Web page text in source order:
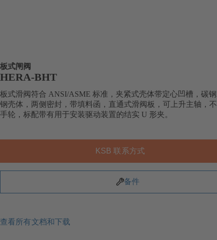
板式闸阀
HERA-BHT
板式滑阀符合 ANSI/ASME 标准，夹紧式壳体带定心凹槽，碳
钢壳体，两侧密封，带填料函，直通式滑阀板，可上升主轴，
手轮，标配带有用于安装驱动装置的结实 U 形夹。
KSB 联系方式
备件
查看所有文档和下载